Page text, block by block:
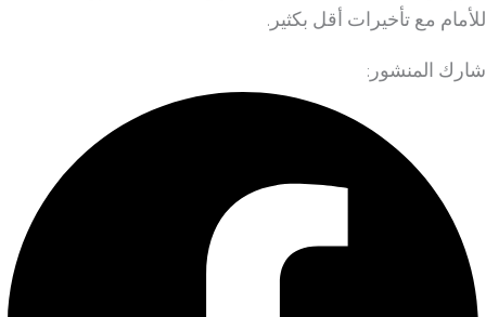
للأمام مع تأخيرات أقل بكثير.
شارك المنشور: